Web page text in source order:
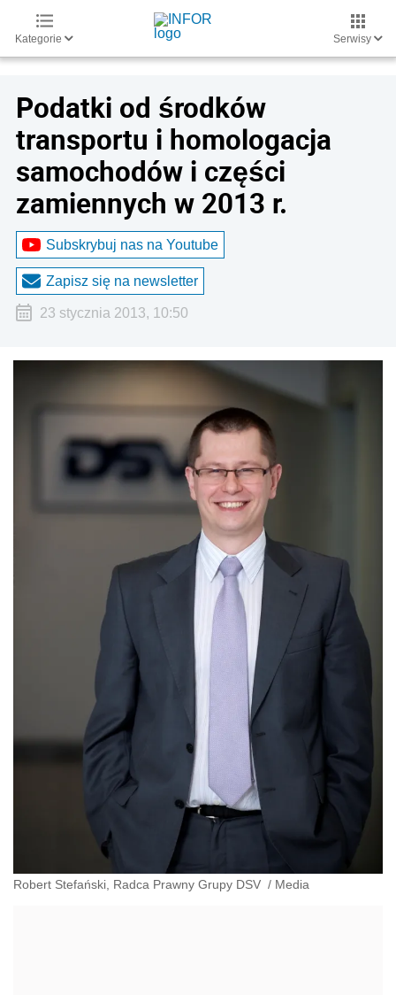
Kategorie Serwisy
Podatki od środków
transportu i homologacja
samochodów i części
zamiennych w 2013 r.
Subskrybuj nas na Youtube
Zapisz się na newsletter
23 stycznia 2013, 10:50
Robert Stefański, Radca Prawny Grupy DSV / Media